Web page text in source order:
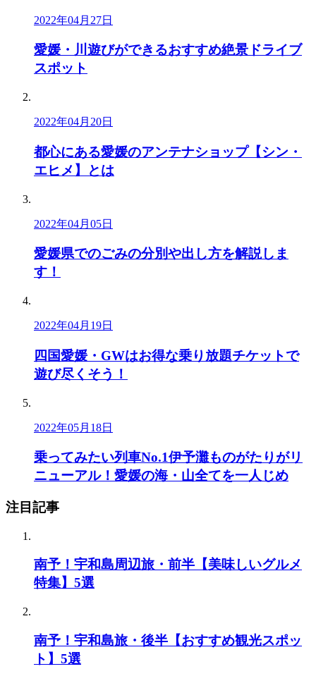
2022年04月27日
愛媛・川遊びができるおすすめ絶景ドライブ
スポット
2022年04月20日
都心にある愛媛のアンテナショップ【シン・
エヒメ】とは
2022年04月05日
愛媛県でのごみの分別や出し方を解説しま
す！
2022年04月19日
四国愛媛・GWはお得な乗り放題チケットで
遊び尽くそう！
2022年05月18日
乗ってみたい列車No.1伊予灘ものがたりがリ
ニューアル！愛媛の海・山全てを一人じめ
注目記事
南予！宇和島周辺旅・前半【美味しいグルメ
特集】5選
南予！宇和島旅・後半【おすすめ観光スポッ
ト】5選